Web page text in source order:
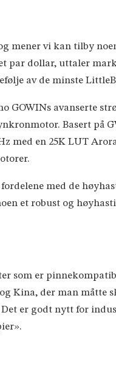
mener vi kan tilby
par dollar, uttaler
av de minste
GOWINs avanserte
Basert på
med en 25K LUT
med de
et robust og
er
Kina, der man måtte
er godt nytt for